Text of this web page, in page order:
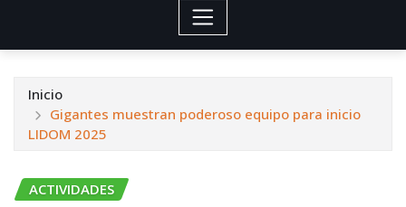
Inicio
Gigantes muestran poderoso equipo para inicio
LIDOM 2025
ACTIVIDADES